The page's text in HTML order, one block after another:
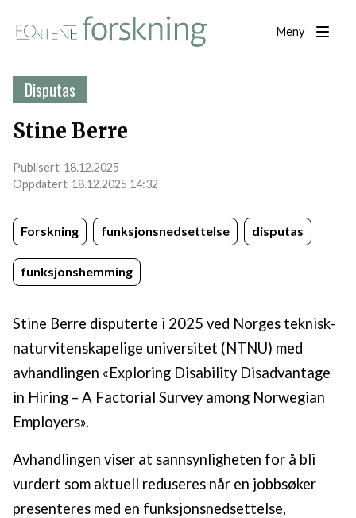
Meny
Disputas
Stine Berre
18.12.2025
18.12.2025 14:32
Forskning funksjonsnedsettelse disputas
funksjonshemming
Stine Berre disputerte i 2025 ved Norges teknisk-
naturvitenskapelige universitet (NTNU) med
avhandlingen «Exploring Disability Disadvantage
in Hiring – A Factorial Survey among Norwegian
Employers».
Avhandlingen viser at sannsynligheten for å bli
vurdert som aktuell reduseres når en jobbsøker
presenteres med en funksjonsnedsettelse,